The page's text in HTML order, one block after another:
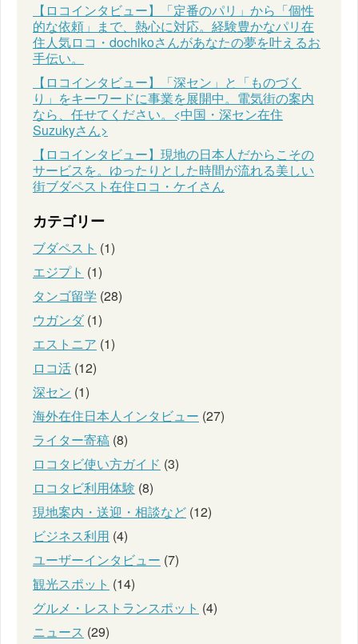
【ロコインタビュー】「定番のパリ」から「個性
的な依頼」まで、熱心に対応。経験豊かなパリ在
住人気ロコ・dochikoさんがあなたの夢を叶えるお
手伝い。
【ロコインタビュー】「深セン」と「ものづく
り」をキーワードに事業を展開中。電気街の案内
なら、任せてください。<中国・深セン在住
Suzukyさん>
【ロコインタビュー】現地の日本人だからこその
サービスを。ゆったりとした時間が流れる美しい
街ブダペスト在住ロコ・ケイさん
カテゴリー
ブダペスト (1)
エジプト (1)
タンゴ留学 (28)
ウガンダ(1)
エストニア (1)
ロコ活 (12)
深セン (1)
海外在住日本人インタビュー (27)
ライター寄稿 (8)
ロコタビ使い方ガイド (3)
ロコタビ利用体験 (8)
現地案内・送迎・相談など (12)
ビジネス利用 (4)
ユーザーインタビュー (7)
観光スポット (14)
グルメ・レストランスポット (4)
ニュース (29)